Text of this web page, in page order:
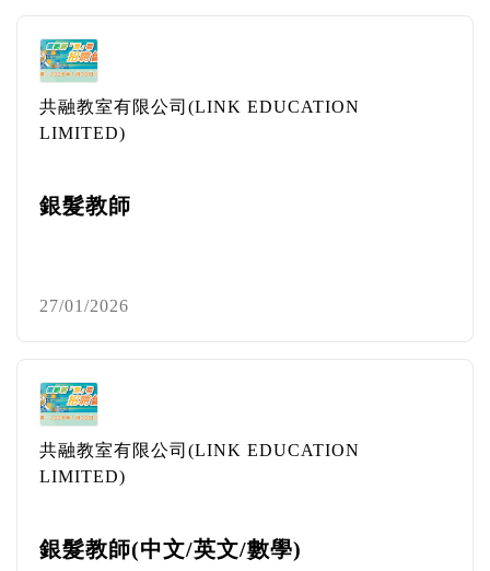
共融教室有限公司(LINK EDUCATION
LIMITED)
銀髮教師
27/01/2026
共融教室有限公司(LINK EDUCATION
LIMITED)
銀髮教師(中文/英文/數學)